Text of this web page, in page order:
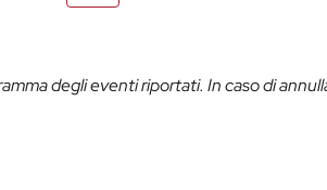
degli eventi riportati. In caso di